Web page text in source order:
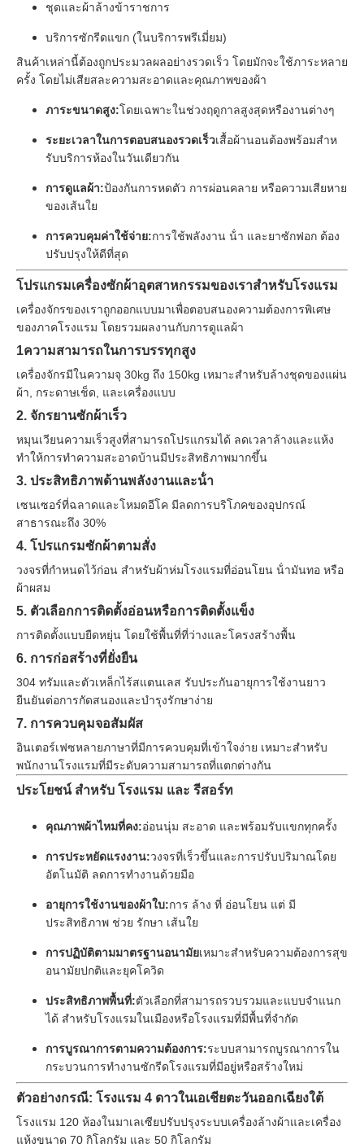
ชุดและผ้าล้างข้าราชการ
บริการซักรีดแขก (ในบริการพรีเมี่ยม)
สินค้าเหล่านี้ต้องถูกประมวลผลอย่างรวดเร็ว โดยมักจะใช้ภาระหลาย
ครั้ง โดยไม่เสียสละความสะอาดและคุณภาพของผ้า
ภาระขนาดสูง:โดยเฉพาะในช่วงฤดูกาลสูงสุดหรืองานต่างๆ
ระยะเวลาในการตอบสนองรวดเร็วเสื้อผ้านอนต้องพร้อมสําห
รับบริการห้องในวันเดียวกัน
การดูแลผ้า:ป้องกันการหดตัว การผ่อนคลาย หรือความเสียหาย
ของเส้นใย
การควบคุมค่าใช้จ่าย:การใช้พลังงาน น้ํา และยาซักฟอก ต้อง
ปรับปรุงให้ดีที่สุด
โปรแกรมเครื่องซักผ้าอุตสาหกรรมของเราสําหรับโรงแรม
เครื่องจักรของเราถูกออกแบบมาเพื่อตอบสนองความต้องการพิเศษ
ของภาคโรงแรม โดยรวมผลงานกับการดูแลผ้า
1ความสามารถในการบรรทุกสูง
เครื่องจักรมีในความจุ 30kg ถึง 150kg เหมาะสําหรับล้างชุดของแผ่น
ผ้า, กระดาษเช็ด, และเครื่องแบบ
2. จักรยานซักผ้าเร็ว
หมุนเวียนความเร็วสูงที่สามารถโปรแกรมได้ ลดเวลาล้างและแห้ง
ทําให้การทําความสะอาดบ้านมีประสิทธิภาพมากขึ้น
3. ประสิทธิภาพด้านพลังงานและน้ํา
เซนเซอร์ที่ฉลาดและโหมดอีโค มีลดการบริโภคของอุปกรณ์
สาธารณะถึง 30%
4. โปรแกรมซักผ้าตามสั่ง
วงจรที่กําหนดไว้ก่อน สําหรับผ้าห่มโรงแรมที่อ่อนโยน น้ํามันทอ หรือ
ผ้าผสม
5. ตัวเลือกการติดตั้งอ่อนหรือการติดตั้งแข็ง
การติดตั้งแบบยืดหยุ่น โดยใช้พื้นที่ที่ว่างและโครงสร้างพื้น
6. การก่อสร้างที่ยั่งยืน
304 ทรัมและตัวเหล็กไร้สแตนเลส รับประกันอายุการใช้งานยาว
ยืนยันต่อการกัดสนองและบํารุงรักษาง่าย
7. การควบคุมจอสัมผัส
อินเตอร์เฟซหลายภาษาที่มีการควบคุมที่เข้าใจง่าย เหมาะสําหรับ
พนักงานโรงแรมที่มีระดับความสามารถที่แตกต่างกัน
ประโยชน์ สําหรับ โรงแรม และ รีสอร์ท
คุณภาพผ้าไหมที่คง:อ่อนนุ่ม สะอาด และพร้อมรับแขกทุกครั้ง
การประหยัดแรงงาน:วงจรที่เร็วขึ้นและการปรับปริมาณโดย
อัตโนมัติ ลดการทํางานด้วยมือ
อายุการใช้งานของผ้าใบ:การ ล้าง ที่ อ่อนโยน แต่ มี
ประสิทธิภาพ ช่วย รักษา เส้นใย
การปฏิบัติตามมาตรฐานอนามัยเหมาะสําหรับความต้องการสุข
อนามัยปกติและยุคโควิด
ประสิทธิภาพพื้นที่:ตัวเลือกที่สามารถรวบรวมและแบบจําแนก
ได้ สําหรับโรงแรมในเมืองหรือโรงแรมที่มีพื้นที่จํากัด
การบูรณาการตามความต้องการ:ระบบสามารถบูรณาการใน
กระบวนการทํางานซักรีดโรงแรมที่มีอยู่หรือสร้างใหม่
ตัวอย่างกรณี: โรงแรม 4 ดาวในเอเชียตะวันออกเฉียงใต้
โรงแรม 120 ห้องในมาเลเซียปรับปรุงระบบเครื่องล้างผ้าและเครื่อง
แห้งขนาด 70 กิโลกรัม และ 50 กิโลกรัม